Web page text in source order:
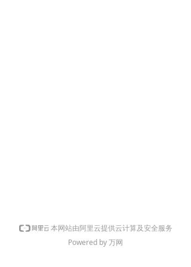
本网站由阿里云提供云计算及安全服务
Powered by 万网